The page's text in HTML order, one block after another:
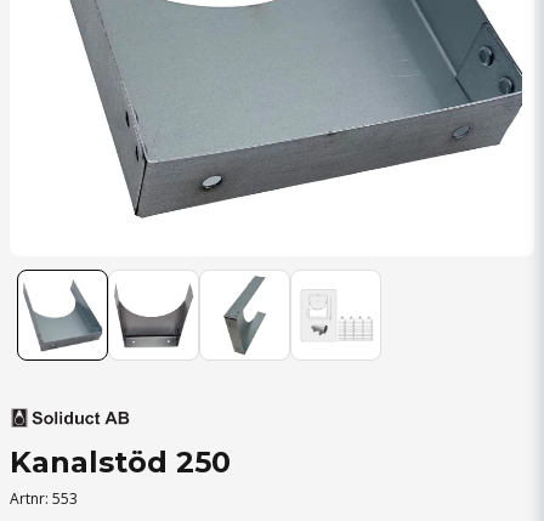
Kanalstöd 250
Artnr: 553